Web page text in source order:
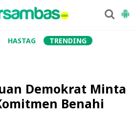
HASTAG TRENDING
Demokrat Minta
Benahi